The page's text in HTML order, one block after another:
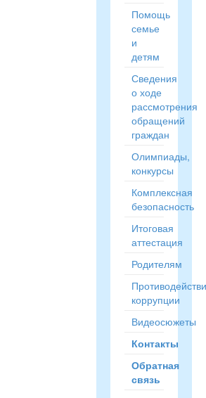
Помощь
семье
и
детям
Сведения
о ходе
рассмотрения
обращений
граждан
Олимпиады,
конкурсы
Комплексная
безопасность
Итоговая
аттестация
Родителям
коррупции
Видеосюжеты
Контакты
Обратная
связь